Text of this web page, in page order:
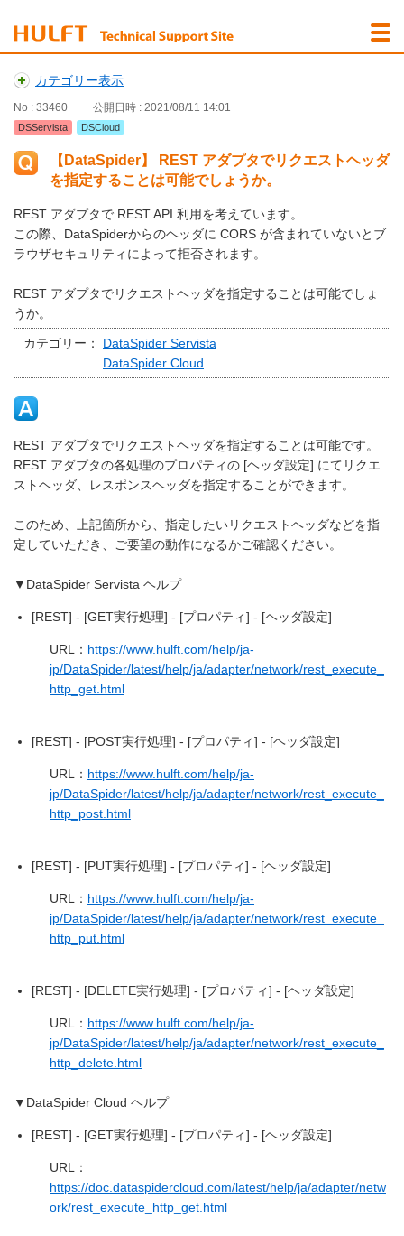
カテゴリー表示
No : 33460 公開日時 : 2021/08/11 14:01
DSServista DSCloud
【DataSpider】 REST アダプタでリクエストヘッダ
を指定することは可能でしょうか。
REST アダプタで REST API 利用を考えています。
この際、DataSpiderからのヘッダに CORS が含まれていないとブ
ラウザセキュリティによって拒否されます。
REST アダプタでリクエストヘッダを指定することは可能でしょ
うか。
カテゴリー：
DataSpider Servista
DataSpider Cloud
REST アダプタでリクエストヘッダを指定することは可能です。
REST アダプタの各処理のプロパティの [ヘッダ設定] にてリクエ
ストヘッダ、レスポンスヘッダを指定することができます。
このため、上記箇所から、指定したいリクエストヘッダなどを指
定していただき、ご要望の動作になるかご確認ください。
▼DataSpider Servista ヘルプ
[REST] - [GET実行処理] - [プロパティ] - [ヘッダ設定]
URL： https://www.hulft.com/help/ja-
jp/DataSpider/latest/help/ja/adapter/network/rest_execute_
http_get.html
[REST] - [POST実行処理] - [プロパティ] - [ヘッダ設定]
URL： https://www.hulft.com/help/ja-
jp/DataSpider/latest/help/ja/adapter/network/rest_execute_
http_post.html
[REST] - [PUT実行処理] - [プロパティ] - [ヘッダ設定]
URL： https://www.hulft.com/help/ja-
jp/DataSpider/latest/help/ja/adapter/network/rest_execute_
http_put.html
[REST] - [DELETE実行処理] - [プロパティ] - [ヘッダ設定]
URL： https://www.hulft.com/help/ja-
jp/DataSpider/latest/help/ja/adapter/network/rest_execute_
http_delete.html
▼DataSpider Cloud ヘルプ
[REST] - [GET実行処理] - [プロパティ] - [ヘッダ設定]
URL：
https://doc.dataspidercloud.com/latest/help/ja/adapter/netw
ork/rest_execute_http_get.html